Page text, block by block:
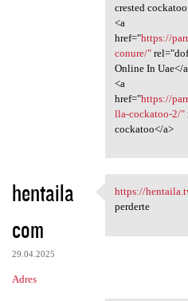
crested
<a
href="https://
conure/"
Online In Uae</
<a
href="https://
lla-cockatoo-2/"
cockatoo</a>
hentaila
com
29.04.2025
Adres
https://
https://
perderte